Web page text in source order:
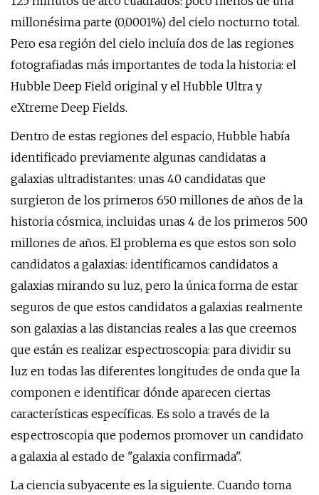
millonésima parte (0,0001%) del cielo nocturno total.
Pero esa región del cielo incluía dos de las regiones
fotografiadas más importantes de toda la historia: el
Hubble Deep Field original y el Hubble Ultra y
eXtreme Deep Fields.
Dentro de estas regiones del espacio, Hubble había
identificado previamente algunas candidatas a
galaxias ultradistantes: unas 40 candidatas que
surgieron de los primeros 650 millones de años de la
historia cósmica, incluidas unas 4 de los primeros 500
millones de años. El problema es que estos son solo
candidatos a galaxias: identificamos candidatos a
galaxias mirando su luz, pero la única forma de estar
seguros de que estos candidatos a galaxias realmente
son galaxias a las distancias reales a las que creemos
que están es realizar espectroscopia: para dividir su
luz en todas las diferentes longitudes de onda que la
componen e identificar dónde aparecen ciertas
características específicas. Es solo a través de la
espectroscopia que podemos promover un candidato
a galaxia al estado de "galaxia confirmada".
La ciencia subyacente es la siguiente. Cuando toma